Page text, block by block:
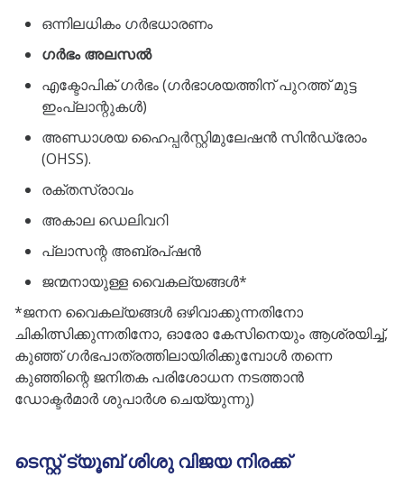
ഒന്നിലധികം ഗർഭധാരണം
ഗർഭം അലസൽ
എക്ടോപിക് ഗർഭം (ഗർഭാശയത്തിന് പുറത്ത് മുട്ട
ഇംപ്ലാന്റുകൾ)
അണ്ഡാശയ ഹൈപ്പർസ്റ്റിമുലേഷൻ സിൻഡ്രോം
(OHSS).
രക്തസ്രാവം
അകാല ഡെലിവറി
പ്ലാസന്റ അബ്രപ്ഷൻ
ജന്മനായുള്ള വൈകല്യങ്ങൾ*
*ജനന വൈകല്യങ്ങൾ ഒഴിവാക്കുന്നതിനോ
ചികിത്സിക്കുന്നതിനോ, ഓരോ കേസിനെയും ആശ്രയിച്ച്,
കുഞ്ഞ് ഗർഭപാത്രത്തിലായിരിക്കുമ്പോൾ തന്നെ
കുഞ്ഞിന്റെ ജനിതക പരിശോധന നടത്താൻ
ഡോക്ടർമാർ ശുപാർശ ചെയ്യുന്നു)
ടെസ്റ്റ് ട്യൂബ് ശിശു വിജയ നിരക്ക്